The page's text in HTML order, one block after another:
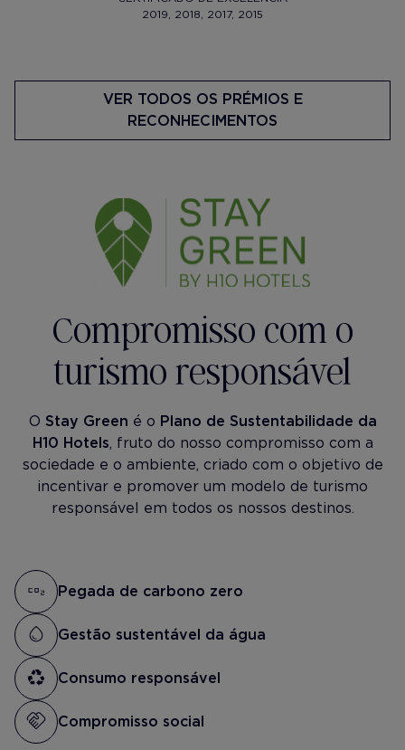
2019, 2018, 2017, 2015
VER TODOS OS PRÉMIOS E
RECONHECIMENTOS
Compromisso com o
turismo responsável
O Stay Green é o Plano de Sustentabilidade da
H10 Hotels, fruto do nosso compromisso com a
sociedade e o ambiente, criado com o objetivo de
incentivar e promover um modelo de turismo
responsável em todos os nossos destinos.
Pegada de carbono zero
Gestão sustentável da água
Consumo responsável
Compromisso social